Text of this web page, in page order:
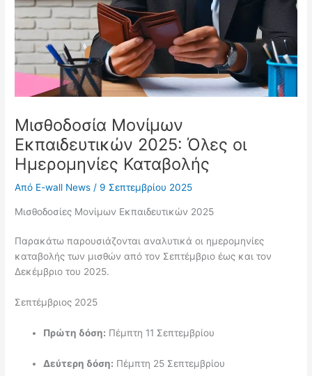
Μισθοδοσία Μονίμων
Εκπαιδευτικών 2025: Όλες οι
Ημερομηνίες Καταβολής
Από E-wall News/ 9 Σεπτεμβρίου 2025
Μισθοδοσίες Μονίμων Εκπαιδευτικών 2025
Παρακάτω παρουσιάζονται αναλυτικά οι ημερομηνίες
καταβολής των μισθών από τον Σεπτέμβριο έως και τον
Δεκέμβριο του 2025.
Σεπτέμβριος 2025
Πρώτη δόση: Πέμπτη 11 Σεπτεμβρίου
Δεύτερη δόση: Πέμπτη 25 Σεπτεμβρίου